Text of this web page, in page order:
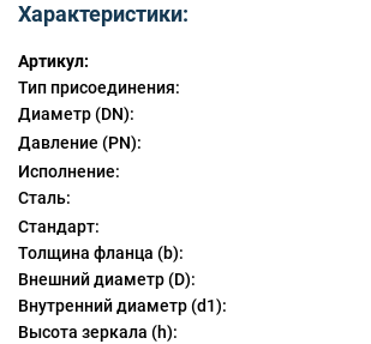
Характеристики:
Артикул:
Тип присоединения:
Диаметр (DN):
Давление (PN):
Исполнение:
Сталь:
Стандарт:
Толщина фланца (b):
Внешний диаметр (D):
Внутренний диаметр (d1):
Высота зеркала (h):